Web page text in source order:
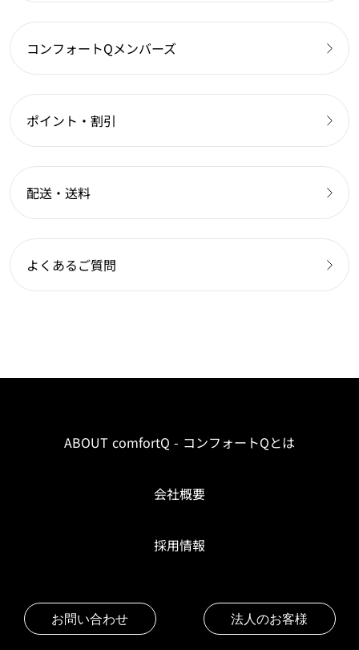
コンフォートQメンバーズ
ポイント・割引
配送・送料
よくあるご質問
ABOUT comfortQ - コンフォートQとは
会社概要
採用情報
お問い合わせ 法人のお客様